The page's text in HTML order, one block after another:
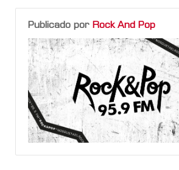
Publicado por Rock And Pop